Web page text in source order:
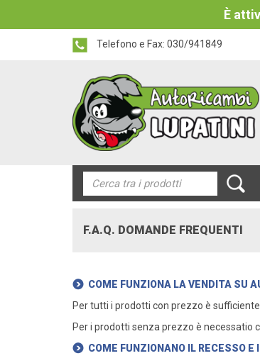
È
Telefono e Fax: 030/941849
F.A.Q. DOMANDE FREQUENTI
COME FUNZIONA LA VENDITA SU
Per tutti i prodotti con prezzo è
Per i prodotti senza prezzo è necessatio
COME FUNZIONANO IL RECESSO E